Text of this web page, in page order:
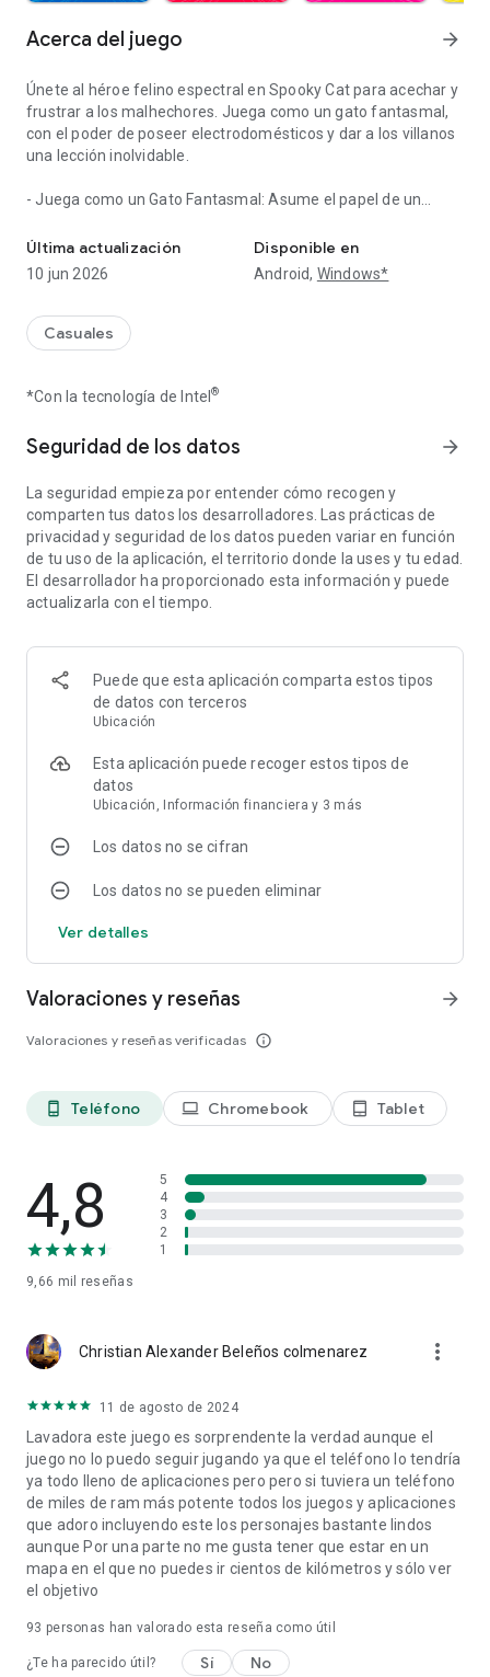
Acerca del juego arrow_forward
Únete al héroe felino espectral en Spooky Cat para acechar y
frustrar a los malhechores. Juega como un gato fantasmal,
con el poder de poseer electrodomésticos y dar a los villanos
una lección inolvidable.
- Juega como un Gato Fantasmal: Asume el papel de un
ahuyentar a ladrones, asaltantes, abusadores y jefes
malvados de la casa embrujada.
electrodomésticos y aparatos para dar espeluznantes
sorpresas a los desprevenidos malhechores.
- Recoge Monedas: Reúne las monedas repartidas por los
una fortaleza aún más formidable contra los intrusos.
- Desbloquea Criaturas Fantasmales: Descubre y desbloquea
otras criaturas fantasmales para controlar, cada una con
habilidades y poderes únicos que te ayudarán en tu búsqueda
fantasmal.
Jugabilidad dinámica: Recorre diversos niveles llenos de
puzles, desafíos y encuentros espeluznantes, manteniendo
¿Listo para desatar el gato fantasma que llevas dentro y
rondar los pasillos de la casa embrujada? ¡Descarga Spooky
Cat ahora y embárcate en una aventura espectral sin igual!
Última actualización
10 jun 2026
Disponible en
Android, Windows*
Casuales
*Con la tecnología de Intel®
Seguridad de los datos arrow_forward
La seguridad empieza por entender cómo recogen y
comparten tus datos los desarrolladores. Las prácticas de
privacidad y seguridad de los datos pueden variar en función
de tu uso de la aplicación, el territorio donde la uses y tu edad.
El desarrollador ha proporcionado esta información y puede
actualizarla con el tiempo.
Puede que esta aplicación comparta estos tipos
de datos con terceros
Ubicación
Esta aplicación puede recoger estos tipos de
datos
Ubicación, Información financiera y 3 más
Los datos no se cifran
Los datos no se pueden eliminar
Ver detalles
Valoraciones y reseñas
Valoraciones y reseñas verificadas info_outline
arrow_forward
phone_android Teléfono laptop Chromebook tablet_android Tablet
4,8
9,66 mil reseñas
5
4
3
2
1
Christian Alexander Beleños colmenarez more_vert
11 de agosto de 2024
Lavadora este juego es sorprendente la verdad aunque el
juego no lo puedo seguir jugando ya que el teléfono lo tendría
ya todo lleno de aplicaciones pero pero si tuviera un teléfono
de miles de ram más potente todos los juegos y aplicaciones
que adoro incluyendo este los personajes bastante lindos
aunque Por una parte no me gusta tener que estar en un
mapa en el que no puedes ir cientos de kilómetros y sólo ver
el objetivo
93 personas han valorado esta reseña como útil
¿Te ha parecido útil? Sí No